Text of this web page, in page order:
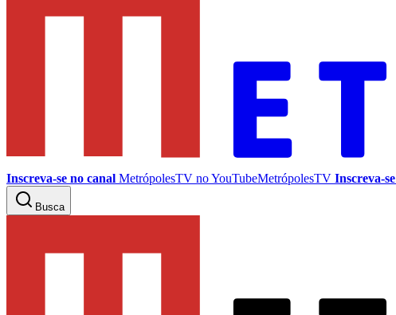
Inscreva-se no canal MetrópolesTV noYouTubeMetrópolesTV Inscreva-se
Busca